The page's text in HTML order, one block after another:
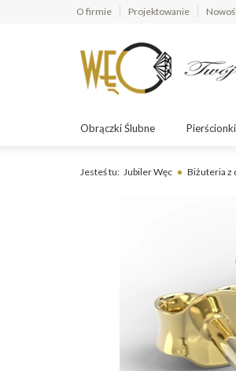
O firmie Projektowanie
Obrączki Ślubne
Jesteś tu: Jubiler Węc Biżuteria z